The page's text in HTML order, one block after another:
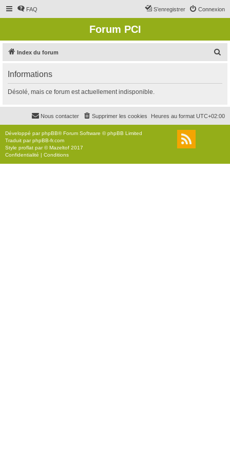
FAQ Connexion
S’enregistrer
Forum PCI
Index du forum
r
c
r
Informations
Désolé, mais ce forum est actuellement indisponible.
Heures au format UTC+02:00
Supprimer les cookies
Nous contacter
Développé parphpBB® Forum Software © phpBB Limited
Traduit parphpBB-fr.com
Style proflat par ©Mazeltof 2017
Confidentialité | Conditions